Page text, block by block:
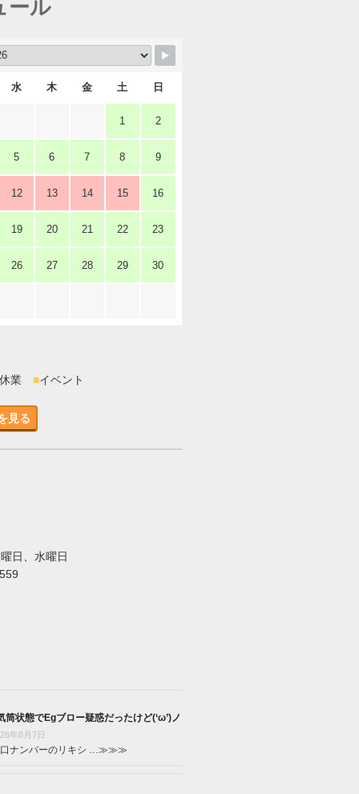
ール
水 木 金 土 日
1 2
5 6 7 8 9
12 13 14 15 16
19 20 21 22 23
26 27 28 29 30
業 ■イベント
見る
日、水曜日
筒状態でEgブロー疑惑だったけど(‘ω’)ノ
年8月7日
ナンバーのリキシ … ≫≫≫